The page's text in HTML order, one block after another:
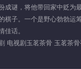
成谜，将他带回家中贬
棋子。一个是野心勃勃
佳话。
电视剧玉茗茶骨 玉茗茶